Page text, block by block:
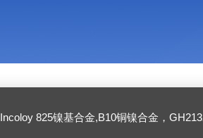
Incoloy 825镍基合金,B10铜镍合金，GH2132高温合金，C276